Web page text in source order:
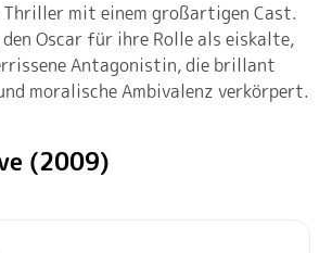
mit einem großartigen Cast.
Oscar für ihre Rolle als eiskalte,
Antagonistin, die brillant
moralische Ambivalenz verkörpert.
(2009)